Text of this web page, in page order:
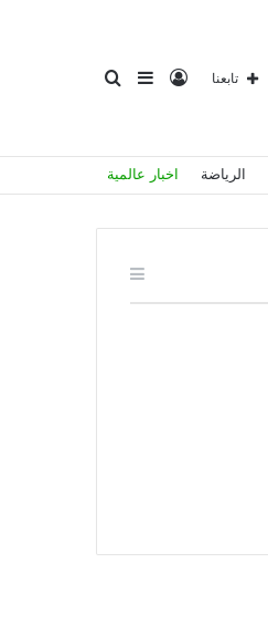
عن
إضافة
عمود
تسجيل
الدخول
تابعنا
الرياضة اخبار عالمية